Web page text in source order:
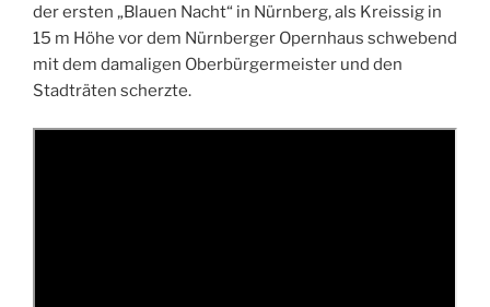
der ersten „Blauen Nacht“ in Nürnberg, als Kreissig in
15 m Höhe vor dem Nürnberger Opernhaus schwebend
mit dem damaligen Oberbürgermeister und den
Stadträten scherzte.